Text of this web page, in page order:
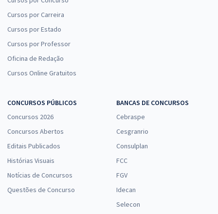
Cursos por Carreira
Cursos por Estado
Cursos por Professor
Oficina de Redação
Cursos Online Gratuitos
CONCURSOS PÚBLICOS
Concursos 2026
Concursos Abertos
Editais Publicados
Histórias Visuais
Notícias de Concursos
Questões de Concurso
BANCAS DE CONCURSOS
Cebraspe
Cesgranrio
Consulplan
FCC
FGV
Idecan
Selecon